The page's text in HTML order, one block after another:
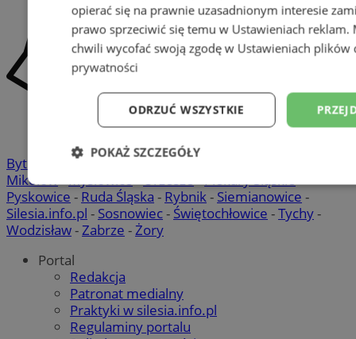
Bytom Chorzów-Gliwice- Katowice
Mikołów-Mysłowice-Orzesze-Piekary Śląskie-
Pyskowice - Ruda Śląska - Rybnik- Siemianowice -
Silesia.info.pl - Sosnowiec- Świętochłowice -Tychy-
Wodzisław-Zabrze -Żory
Portal
Redakcja
Patronat medialny
Praktyki w silesia.info.pl
Regulaminy portalu
opierać się na prawnie uzasadnionym interesie
prawo sprzeciwić się temu w Ustawieniach reklam.
chwili wycofać swoją zgodę w Ustawieniach plików
prywatności
ODRZUĆ WSZYSTKIE
POKAŻ SZCZEGÓŁY
Niezbędne Wydajność